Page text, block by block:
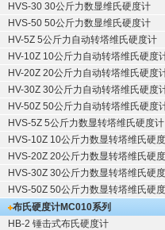
HVS-30 30公斤力数显维氏硬度计
HVS-50 50公斤力数显维氏硬度计
HV-5Z 5公斤力自动转塔维氏硬度计
HV-10Z 10公斤力自动转塔维氏硬度
HV-20Z 20公斤力自动转塔维氏硬度
HV-30Z 30公斤力自动转塔维氏硬度
HV-50Z 50公斤力自动转塔维氏硬度
HVS-5Z 5公斤力数显转塔维氏硬度计
HVS-10Z 10公斤力数显转塔维氏硬
HVS-20Z 20公斤力数显转塔维氏硬
HVS-30Z 30公斤力数显转塔维氏硬
HVS-50Z 50公斤力数显转塔维氏硬
布氏硬度计MC010系列
HB-2 锤击式布氏硬度计